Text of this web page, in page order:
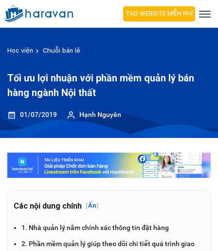
TẠO WEBSITE MIỄN PHÍ
Học viện Chuỗi bán lẻ
Tối ưu lợi nhuận với phần mềm quản lý bán
hàng ngành Nội thất
01/07/2019 Hạnh Nguyên
Các nội dung chính [Ẩn]
1. Nhà quản lý nắm chính xác thông tin đặt hàng
2. Phần mềm quản lý giúp theo dõi chi tiết quá trình giao